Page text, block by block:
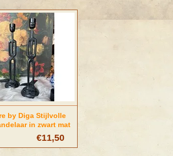
by Diga Stijlvolle
in zwart mat
€11,50